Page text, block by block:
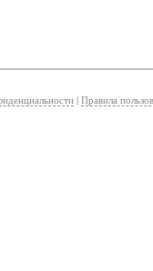
Правила